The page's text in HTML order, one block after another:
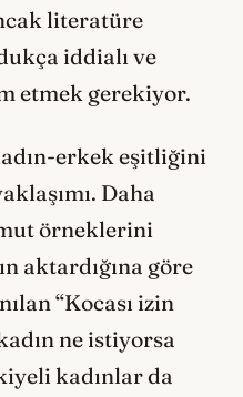
literatüre
iddialı ve
etmek gerekiyor.
erkek eşitliğini
Daha
örneklerini
aktardığına göre
“Kocası izin
ne istiyorsa
kadınlar da